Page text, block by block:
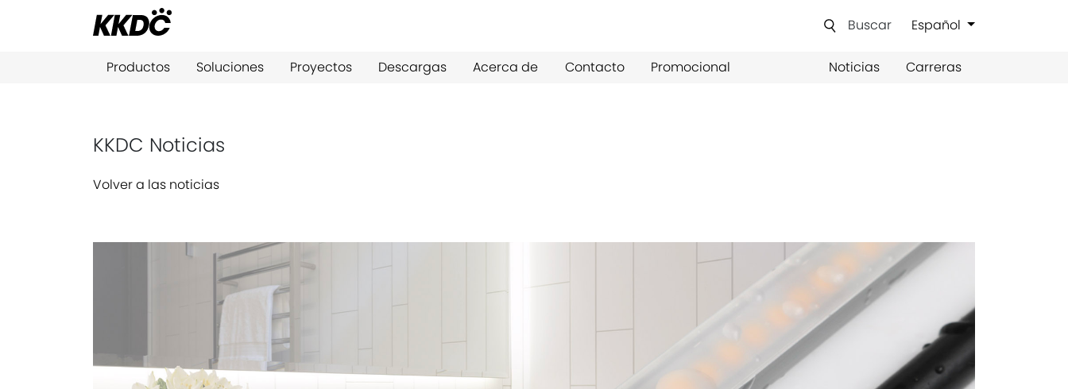
Buscar Español
Productos Soluciones Proyectos Descargas Acerca de Contacto Promocional Noticias Carreras
KKDC Noticias
Volver a las noticias